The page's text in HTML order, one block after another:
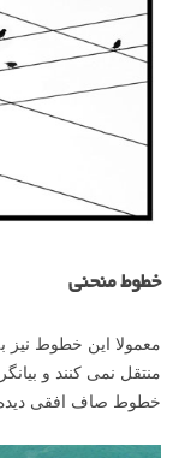
خطوط منحنی
معمولا این خطوط
منتقل نمی کنند و
خطوط صاف افقی دیده